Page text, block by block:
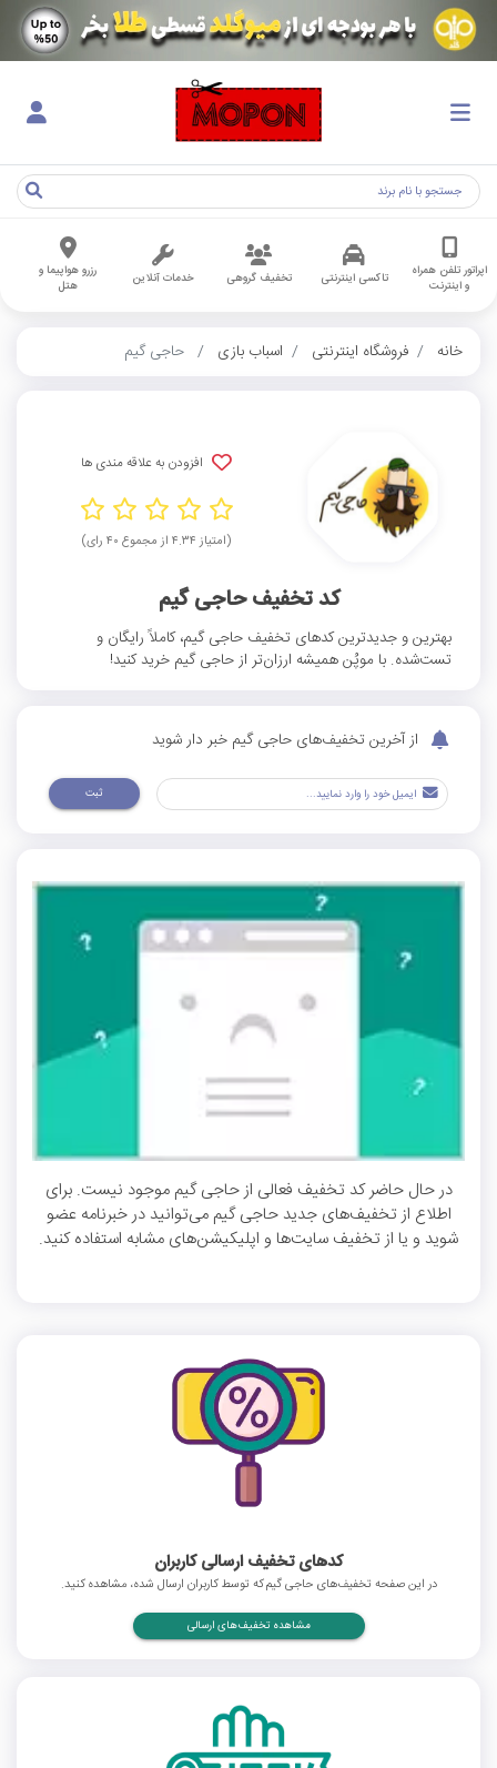
اپراتور تلفن همراه
و اینترنت
تاکسی اینترنتی تخفیف گروهی خدمات آنلاین
رزرو هواپیما و
هتل
خانه فروشگاه اینترنتی اسباب بازی حاجی گیم
افزودن به علاقه مندی ها
(امتیاز ۴.۳۴ از مجموع ۴۰ رای)
کد تخفیف حاجی گیم
بهترین و جدیدترین کدهای تخفیف حاجی گیم، کاملاً رایگان و
تست‌شده. با موپُن همیشه ارزان‌تر از حاجی گیم خرید کنید!
از آخرین تخفیف‌های حاجی گیم خبر دار شوید
ثبت
در حال حاضر کد تخفیف فعالی از حاجی گیم موجود نیست. برای
اطلاع از تخفیف‌های جدید حاجی گیم می‌توانید در خبرنامه عضو
شوید و یا از تخفیف سایت‌ها و اپلیکیشن‌های مشابه استفاده کنید.
کدهای تخفیف ارسالی کاربران
در این صفحه تخفیف‌های حاجی گیم که توسط کاربران ارسال شده، مشاهده کنید.
مشاهده تخفیف‌های ارسالی